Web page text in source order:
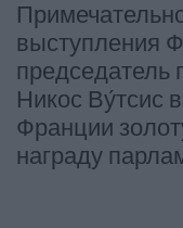
выступления
председатель
Никос Ву́тсис
Франции
награду